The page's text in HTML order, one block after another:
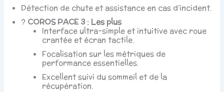
Détection de chute et assistance en cas d’incident.
? COROS PACE 3 : Les plus
Interface ultra-simple et intuitive avec roue
crantée et écran tactile.
Focalisation sur les métriques de
performance essentielles.
Excellent suivi du sommeil et de la
récupération.